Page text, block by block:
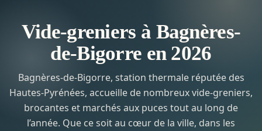
Vide-greniers à Bagnères-
de-Bigorre en 2026
Bagnères-de-Bigorre, station thermale réputée des
Hautes-Pyrénées, accueille de nombreux vide-greniers,
brocantes et marchés aux puces tout au long de
l’année. Que ce soit au cœur de la ville, dans les